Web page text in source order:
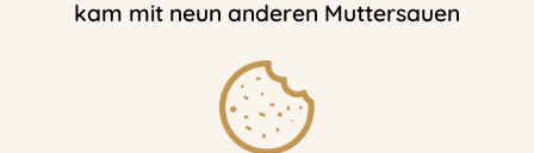
kam mit neun anderen Muttersauen